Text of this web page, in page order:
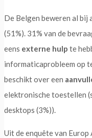
De Belgen beweren al bij
(51%). 31% van de
eens externe hulp te
informaticaprobleem op
beschikt over een
elektronische toestellen
desktops (3%)).
Uit de enquête van